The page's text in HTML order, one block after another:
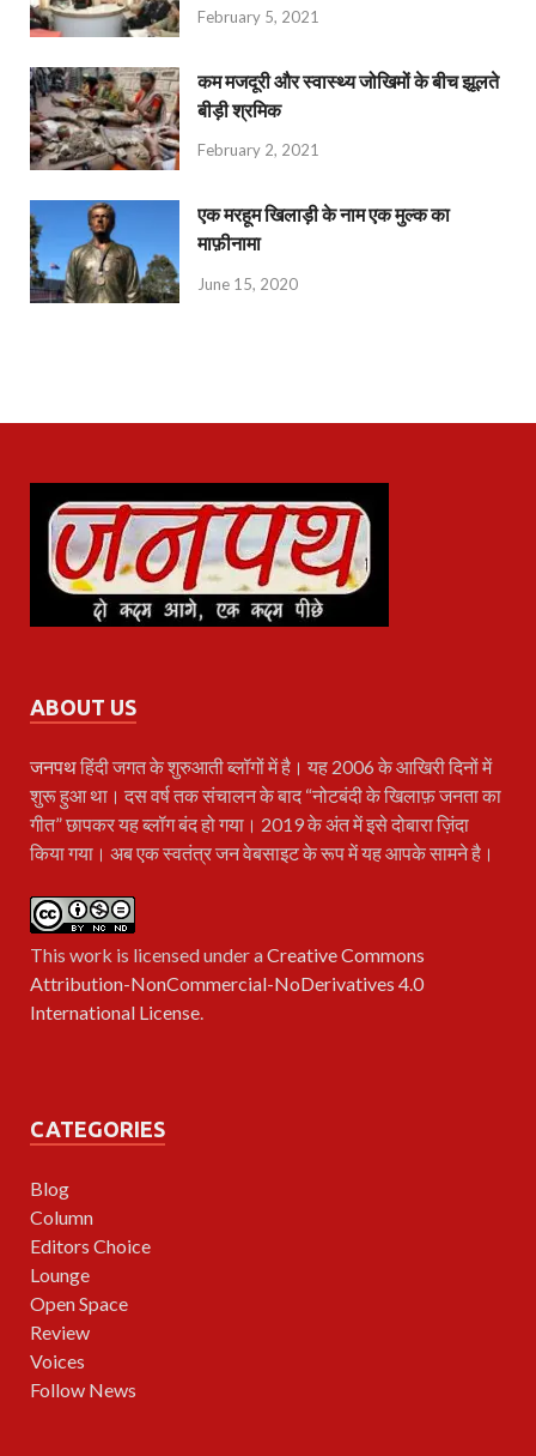
February 5, 2021
कम मजदूरी और स्वास्थ्य जोखिमों के बीच झूलते
बीड़ी श्रमिक
February 2, 2021
एक मरहूम खिलाड़ी के नाम एक मुल्क का
माफ़ीनामा
June 15, 2020
ABOUT US
जनपथहिंदी जगत के शुरुआती ब्लॉगों में है। यह 2006 के आखिरी दिनों में
शुरू हुआ था। दस वर्ष तक संचालन के बाद “नोटबंदी के खिलाफ़ जनता का
गीत” छापकर यह ब्लॉग बंद हो गया। 2019 के अंत में इसे दोबारा ज़िंदा
किया गया। अब एक स्वतंत्र जन वेबसाइट के रूप में यह आपके सामने है।
This work is licensed under aCreative Commons
Attribution-NonCommercial-NoDerivatives 4.0
International License.
CATEGORIES
Blog
Column
Editors Choice
Lounge
Open Space
Review
Voices
Follow News